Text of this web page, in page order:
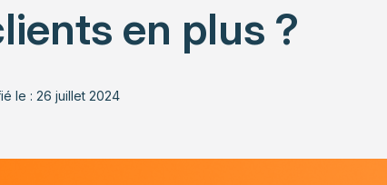
en plus ?
le : 26 juillet 2024